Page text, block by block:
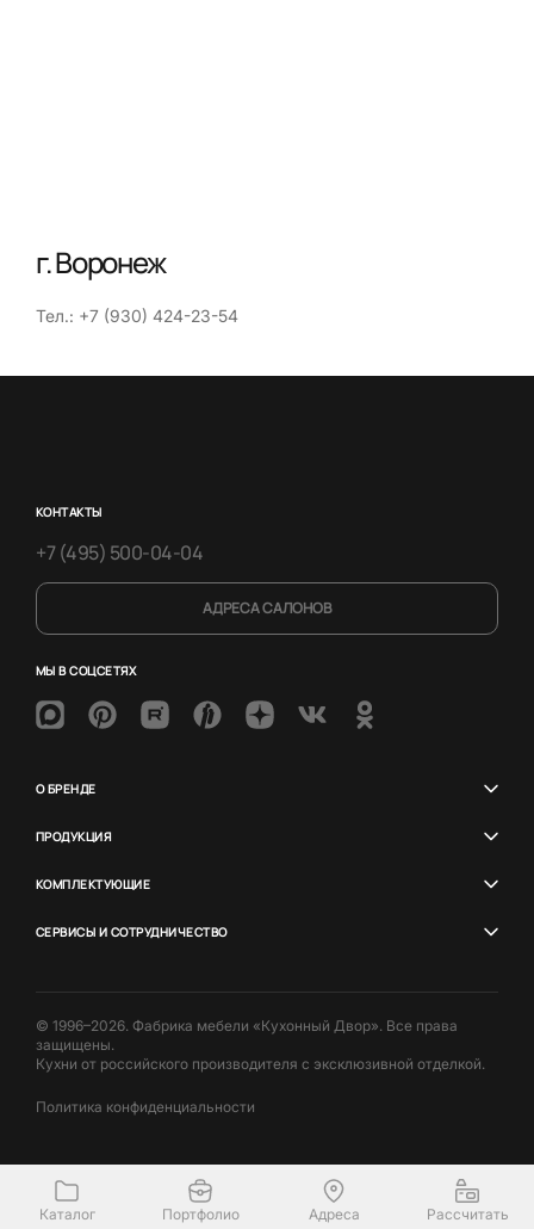
г. Воронеж
Тел.: +7 (930) 424-23-54
КОНТАКТЫ
+7 (495) 500-04-04
АДРЕСА САЛОНОВ
МЫ В СОЦСЕТЯХ
О БРЕНДЕ
ПРОДУКЦИЯ
КОМПЛЕКТУЮЩИЕ
СЕРВИСЫ И СОТРУДНИЧЕСТВО
© 1996–2026. Фабрика мебели «Кухонный Двор». Все права
защищены.
Кухни от российского производителя с эксклюзивной отделкой.
Политика конфиденциальности
Каталог Портфолио Адреса Рассчитать